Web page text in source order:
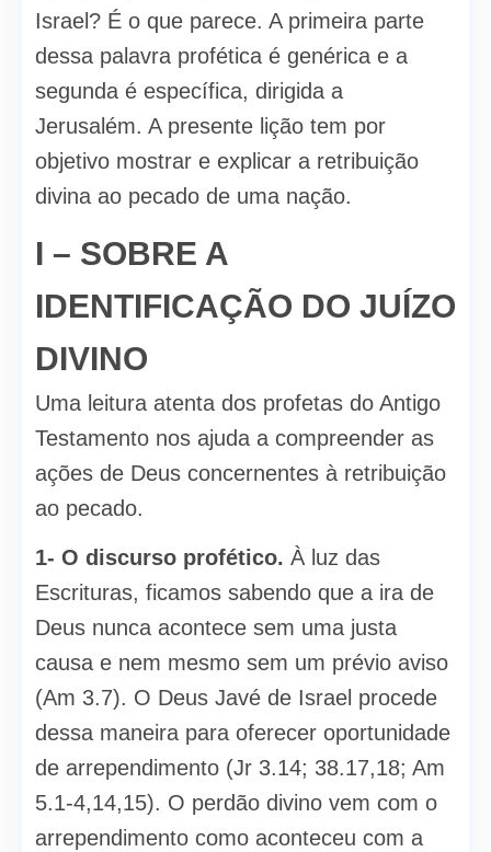
Israel? É o que parece. A primeira parte
dessa palavra profética é genérica e a
segunda é específica, dirigida a
Jerusalém. A presente lição tem por
objetivo mostrar e explicar a retribuição
divina ao pecado de uma nação.
I – SOBRE A
IDENTIFICAÇÃO DO JUÍZO
DIVINO
Uma leitura atenta dos profetas do Antigo
Testamento nos ajuda a compreender as
ações de Deus concernentes à retribuição
ao pecado.
1- O discurso profético. À luz das
Escrituras, ficamos sabendo que a ira de
Deus nunca acontece sem uma justa
causa e nem mesmo sem um prévio aviso
(Am 3.7). O Deus Javé de Israel procede
dessa maneira para oferecer oportunidade
de arrependimento (Jr 3.14; 38.17,18; Am
5.1-4,14,15). O perdão divino vem com o
arrependimento como aconteceu com a